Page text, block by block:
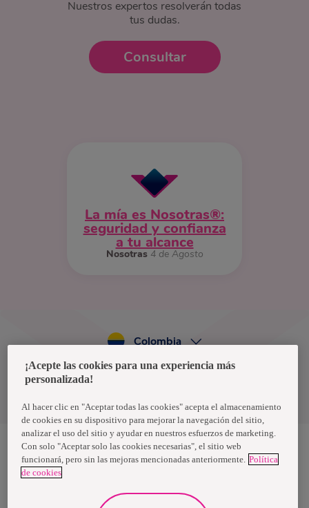
Nuestros expertos resolverán todas
tus dudas.
Consultar
La mía es Nosotras®:
seguridad y confianza
a tu alcance
Nosotras 4 de Agosto
Política de privacidad de datos
Colombia
Nosotras, una marca de Essity - una compañía global líder en
higiene y salud. Cada día, mil millones de personas, en todo el
propósito es romper barreras por el bienestar en beneficio de
¡Acepte las cookies para una experiencia más
personalizada!
Al hacer clic en "Aceptar todas las cookies" acepta el almacenamiento
de cookies en su dispositivo para mejorar la navegación del sitio,
analizar el uso del sitio y ayudar en nuestros esfuerzos de marketing.
Con solo "Aceptar solo las cookies necesarias", el sitio web
funcionará, pero sin las mejoras mencionadas anteriormente. Política
de cookies